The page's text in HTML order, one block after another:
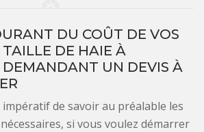
DU COÛT DE VOS
DE HAIE À
DEMANDANT UN DEVIS À
impératif de savoir au préalable les
si vous voulez démarrer